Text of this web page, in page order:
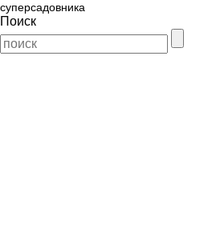
суперсадовника
Поиск